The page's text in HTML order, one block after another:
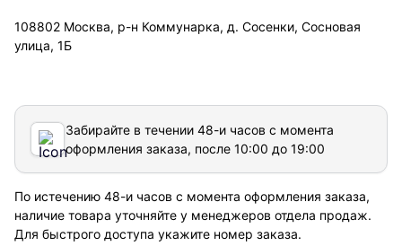
108802 Москва, р-н Коммунарка, д. Сосенки, Сосновая
улица, 1Б
Забирайте в течении 48-и часов с момента
оформления заказа, после 10:00 до 19:00
По истечению 48-и часов с момента оформления заказа,
наличие товара уточняйте у менеджеров отдела продаж.
Для быстрого доступа укажите номер заказа.